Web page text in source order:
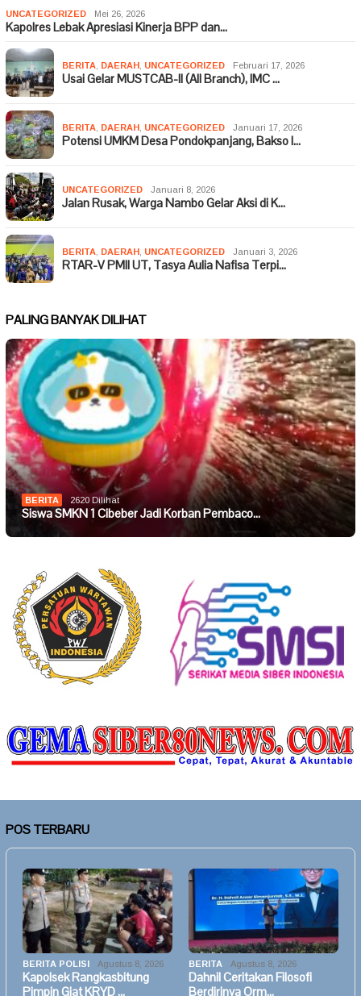
UNCATEGORIZED Mei 26, 2026
Kapolres Lebak Apresiasi Kinerja BPP dan…
BERITA DAERAH UNCATEGORIZED Februari 17, 2026
Usai Gelar MUSTCAB-II (All Branch), IMC …
BERITA DAERAH UNCATEGORIZED Januari 17, 2026
Potensi UMKM Desa Pondokpanjang, Bakso I…
UNCATEGORIZED Januari 8, 2026
Jalan Rusak, Warga Nambo Gelar Aksi di K…
BERITA DAERAH UNCATEGORIZED Januari 3, 2026
RTAR-V PMII UT, Tasya Aulia Nafisa Terpi…
PALING BANYAK DILIHAT
BERITA 2620 Dilihat
Siswa SMKN 1 Cibeber Jadi Korban Pembaco…
POS TERBARU
BERITA POLISI Agustus 8, 2026
Kapolsek Rangkasbitung
Pimpin Giat KRYD …
BERITA Agustus 8, 2026
Dahnil Ceritakan Filosofi
Berdirinya Orm…